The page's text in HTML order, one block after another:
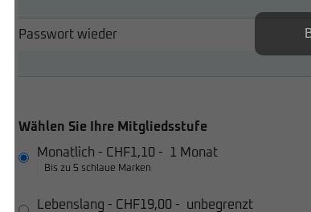
Passwort wieder
Wählen Sie Ihre Mitgliedsstufe
Monatlich - CHF1,10 - 1 Monat
Bis zu 5 schlaue Marken
Lebenslang - CHF19,00 - unbegrenzt